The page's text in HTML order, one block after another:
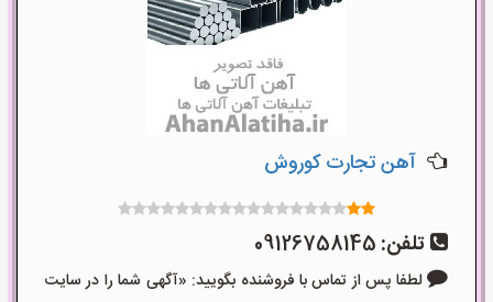
آهن تجارت کوروش
تلفن: 09126758145
لطفا پس از تماس با فروشنده بگویید: «آگهی شما را در سایت